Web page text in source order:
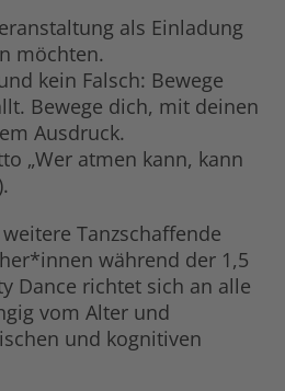
als Einladung
möchten.
kein Falsch: Bewege
Bewege dich, mit deinen
Ausdruck.
„Wer atmen kann, kann
Tanzschaffende
während der 1,5
Dance richtet sich an alle
vom Alter und
und kognitiven